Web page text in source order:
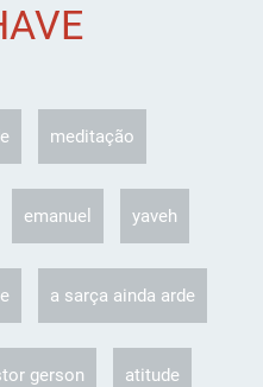
meditação
emanuel yaveh
a sarça ainda arde
gerson atitude